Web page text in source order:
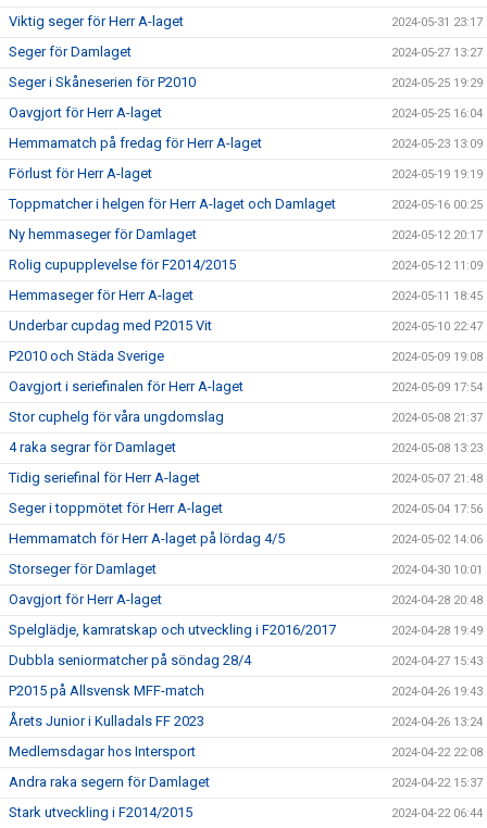
Viktig seger för Herr A-laget 2024-05-31 23:17
Seger för Damlaget 2024-05-27 13:27
Seger i Skåneserien för P2010 2024-05-25 19:29
Oavgjort för Herr A-laget 2024-05-25 16:04
Hemmamatch på fredag för Herr A-laget 2024-05-23 13:09
Förlust för Herr A-laget 2024-05-19 19:19
Toppmatcher i helgen för Herr A-laget och Damlaget 2024-05-16 00:25
Ny hemmaseger för Damlaget 2024-05-12 20:17
Rolig cupupplevelse för F2014/2015 2024-05-12 11:09
Hemmaseger för Herr A-laget 2024-05-11 18:45
Underbar cupdag med P2015 Vit 2024-05-10 22:47
P2010 och Städa Sverige 2024-05-09 19:08
Oavgjort i seriefinalen för Herr A-laget 2024-05-09 17:54
Stor cuphelg för våra ungdomslag 2024-05-08 21:37
4 raka segrar för Damlaget 2024-05-08 13:23
Tidig seriefinal för Herr A-laget 2024-05-07 21:48
Seger i toppmötet för Herr A-laget 2024-05-04 17:56
Hemmamatch för Herr A-laget på lördag 4/5 2024-05-02 14:06
Storseger för Damlaget 2024-04-30 10:01
Oavgjort för Herr A-laget 2024-04-28 20:48
Spelglädje, kamratskap och utveckling i F2016/2017 2024-04-28 19:49
Dubbla seniormatcher på söndag 28/4 2024-04-27 15:43
P2015 på Allsvensk MFF-match 2024-04-26 19:43
Årets Junior i Kulladals FF 2023 2024-04-26 13:24
Medlemsdagar hos Intersport 2024-04-22 22:08
Andra raka segern för Damlaget 2024-04-22 15:37
Stark utveckling i F2014/2015 2024-04-22 06:44